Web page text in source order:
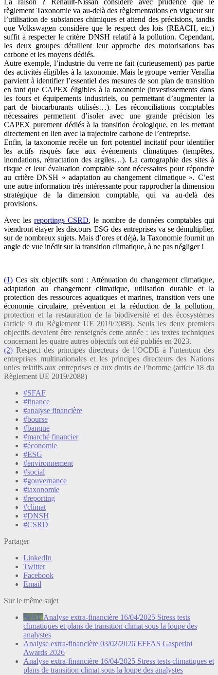
La raison ? Renault-Nissan considère avec prudence que le
règlement Taxonomie va au-delà des règlementations en vigueur sur
l’utilisation de substances chimiques et attend des précisions, tandis
que Volkswagen considère que le respect des lois (REACH, etc.)
suffit à respecter le critère DNSH relatif à la pollution. Cependant,
les deux groupes détaillent leur approche des motorisations bas
carbone et les moyens dédiés.
Autre exemple, l’industrie du verre ne fait (curieusement) pas partie
des activités éligibles à la taxonomie. Mais le groupe verrier Verallia
parvient à identifier l’essentiel des mesures de son plan de transition
en tant que CAPEX éligibles à la taxonomie (investissements dans
les fours et équipements industriels, ou permettant d’augmenter la
part de biocarburants utilisés…). Les réconciliations comptables
nécessaires permettent d’isoler avec une grande précision les
CAPEX purement dédiés à la transition écologique, en les mettant
directement en lien avec la trajectoire carbone de l’entreprise.
Enfin, la taxonomie recèle un fort potentiel incitatif pour identifier
les actifs risqués face aux évènements climatiques (tempêtes,
inondations, rétractation des argiles…). La cartographie des sites à
risque et leur évaluation comptable sont nécessaires pour répondre
au critère DNSH « adaptation au changement climatique ». C’est
une autre information très intéressante pour rapprocher la dimension
stratégique de la dimension comptable, qui va au-delà des
provisions.
Avec lesreportings CSRD, le nombre de données comptables qui
viendront étayer les discours ESG des entreprises va se démultiplier,
sur de nombreux sujets. Mais d’ores et déjà, la Taxonomie fournit un
angle de vue inédit sur la transition climatique, à ne pas négliger !
(1) Ces six objectifs sont : Atténuation du changement climatique,
adaptation au changement climatique, utilisation durable et la
protection des ressources aquatiques et marines, transition vers une
économie circulaire, prévention et la réduction de la pollution,
protection et la restauration de la biodiversité et des écosystèmes
(article 9 du Règlement UE 2019/2088). Seuls les deux premiers
objectifs devaient être renseignés cette année : les textes techniques
concernant les quatre autres objectifs ont été publiés en 2023.
(2) Respect des principes directeurs de l’OCDE à l’intention des
entreprises multinationales et les principes directeurs des Nations
unies relatifs aux entreprises et aux droits de l’homme (article 18 du
Règlement UE 2019/2088)
#SFAF
#finance
#analyse financière
#bourse
#banque
#marché financier
#économie
#ESG
#environnement
#social
#gouvernance
#taxonomie
#reporting
#climat
#DNSH
#CSRD
Partager
LinkedIn
Twitter
Facebook
Email
Sur le même sujet
SFAF Analyse extra-financière 16/04/2025 Stress tests
climatiques et plans de transition climat sous la loupe des
analystes
Analyse extra-financière 03/02/2026 EFFAS Gasperini
Awards 2026
Analyse extra-financière 16/04/2025 Stress tests climatiques et
plans de transition climat sous la loupe des analystes